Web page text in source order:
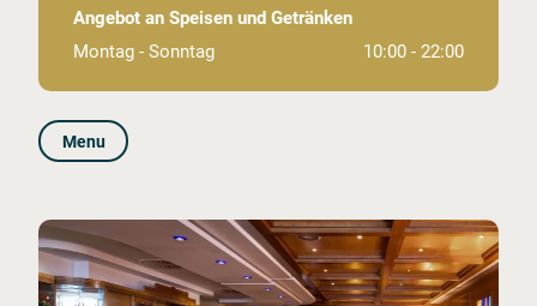
Angebot an Speisen und Getränken
Montag ⁠⁠⁠⁠⁠⁠⁠⁠⁠⁠⁠⁠⁠⁠⁠⁠⁠⁠⁠⁠⁠⁠⁠⁠⁠⁠⁠⁠⁠⁠⁠-⁠⁠⁠⁠⁠⁠⁠⁠⁠⁠⁠⁠⁠⁠⁠⁠⁠⁠⁠⁠⁠⁠⁠⁠⁠⁠⁠⁠⁠⁠⁠ Sonntag
10:00 ⁠⁠⁠⁠⁠⁠⁠⁠⁠⁠⁠⁠⁠⁠⁠⁠⁠⁠⁠⁠⁠⁠⁠⁠⁠⁠⁠⁠⁠⁠⁠-⁠⁠⁠⁠⁠⁠⁠⁠⁠⁠⁠⁠⁠⁠⁠⁠⁠⁠⁠⁠⁠⁠⁠⁠⁠⁠⁠⁠⁠⁠⁠ 22:00
Menu